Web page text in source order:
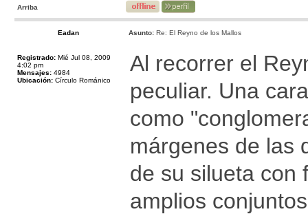
Arriba
Eadan Asunto: Re: El Reyno de los Mallos
Registrado: Mié Jul 08, 2009
4:02 pm
Mensajes: 4984
Ubicación: Círculo Románico
Al recorrer el
peculiar. Una
como
márgenes de las
de su silueta con
amplios